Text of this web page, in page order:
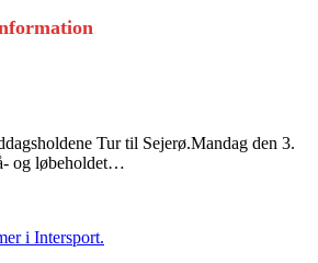
Tur til Sejerø.Mandag den 3.
og løbeholdet…
i Intersport.